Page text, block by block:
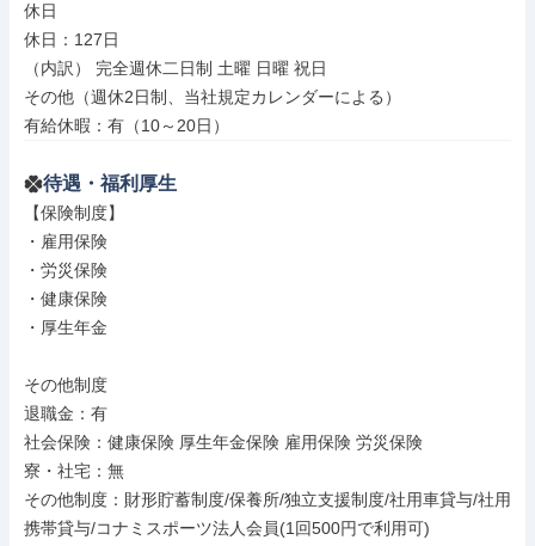
休日
休日：127日
（内訳） 完全週休二日制 土曜 日曜 祝日
その他（週休2日制、当社規定カレンダーによる）
有給休暇：有（10～20日）
待遇・福利厚生
【保険制度】
・雇用保険
・労災保険
・健康保険
・厚生年金
その他制度
退職金：有
社会保険：健康保険 厚生年金保険 雇用保険 労災保険
寮・社宅：無
その他制度：財形貯蓄制度/保養所/独立支援制度/社用車貸与/社用
携帯貸与/コナミスポーツ法人会員(1回500円で利用可)